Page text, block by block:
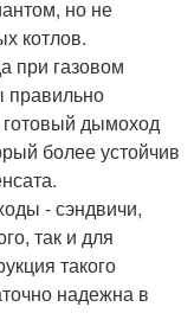
но не
котлов.
при газовом
правильно
готовый дымоход
более устойчив
- сэндвичи,
так и для
такого
надежна в